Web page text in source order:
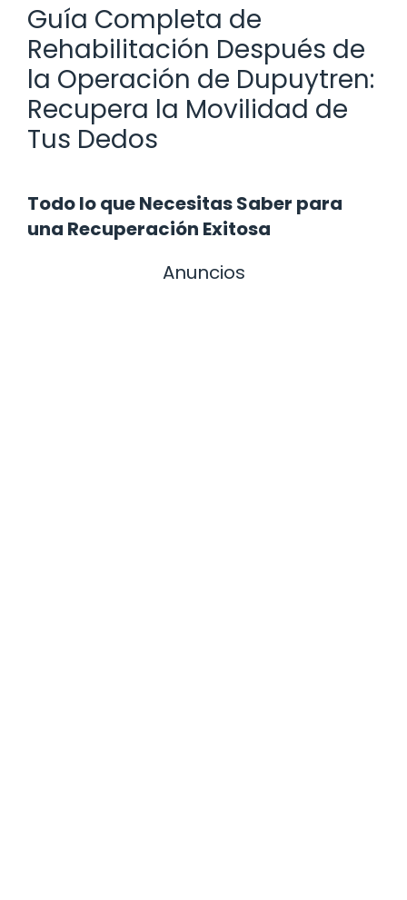
Guía Completa de
Rehabilitación Después de
la Operación de Dupuytren:
Recupera la Movilidad de
Tus Dedos
Todo lo que Necesitas Saber para
una Recuperación Exitosa
Anuncios